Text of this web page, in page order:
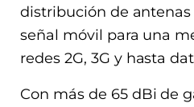
distribución de antenas
señal móvil para una
redes 2G, 3G y hasta
Con más de 65 dBi de